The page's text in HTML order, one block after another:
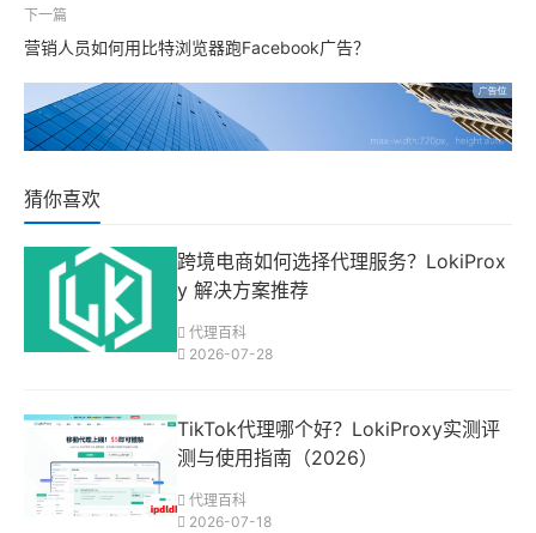
下一篇
营销人员如何用比特浏览器跑Facebook广告？
猜你喜欢
跨境电商如何选择代理服务？LokiProx
y 解决方案推荐
代理百科
2026-07-28
TikTok代理哪个好？LokiProxy实测评
测与使用指南（2026）
代理百科
2026-07-18